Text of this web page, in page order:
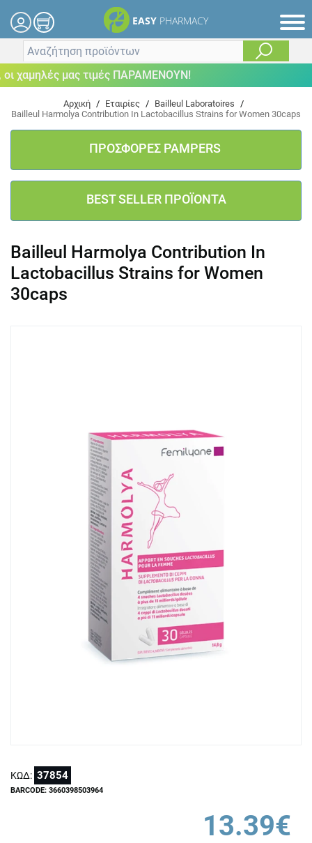
EASY PHARMACY
χαμηλές μας τιμές ΠΑΡΑΜΕΝΟΥΝ!
Αρχική / Εταιρίες / Bailleul Laboratoires /
Bailleul Harmolya Contribution In Lactobacillus Strains for Women 30caps
ΠΡΟΣΦΟΡΕΣ PAMPERS
BEST SELLER ΠΡΟΪΟΝΤΑ
Bailleul Harmolya Contribution In
Lactobacillus Strains for Women
30caps
ΚΩΔ: 37854
BARCODE: 3660398503964
13.39€